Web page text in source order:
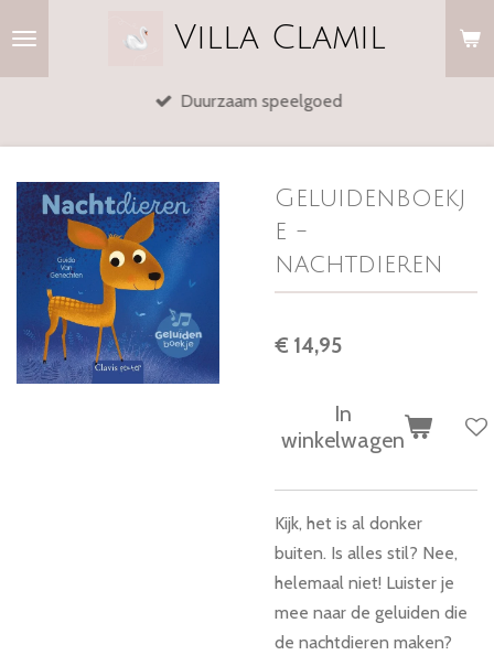
hoofdinhoud
Villa Clamil
Duurzaam speelgoed
Geluidenboekj
e -
nachtdieren
€ 14,95
In
winkelwagen
Kijk, het is al donker
buiten. Is alles stil? Nee,
helemaal niet! Luister je
mee naar de geluiden die
de nachtdieren maken?